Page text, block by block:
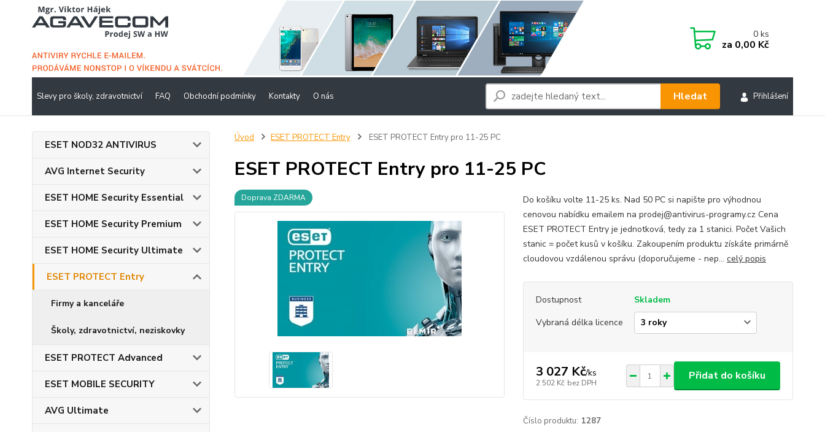
Slevy pro školy, zdravotnictví FAQ Obchodní podmínky Kontakty O nás Přihlášení
Hledat
0ks
za 0,00 Kč
ESET NOD32 ANTIVIRUS
AVG Internet Security
ESET HOME Security Essential
ESET HOME Security Premium
ESET HOME Security Ultimate
ESET PROTECT Entry
Firmy a kanceláře
Školy, zdravotnictví, neziskovky
ESET PROTECT Advanced
ESET MOBILE SECURITY
AVG Ultimate
Úvod ESET PROTECT Entry ESET PROTECT Entry pro 11-25 PC
ESET PROTECT Entry pro 11-25 PC
Doprava ZDARMA
Do košíku volte 11-25 ks. Nad 50 PC si napište pro výhodnou
cenovou nabídku emailem na prodej@antivirus-programy.cz Cena
ESET PROTECT Entry je jednotková, tedy za 1 stanici. Počet Vašich
stanic = počet kusů v košíku. Zakoupením produktu získáte primárně
cloudovou vzdálenou správu (doporučujeme - nep... celý popis
Dostupnost
Skladem
Vybraná délka licence
3 027 Kč/ks
2 502 Kč bez DPH
Přidat do košíku
Číslo produktu: 1287